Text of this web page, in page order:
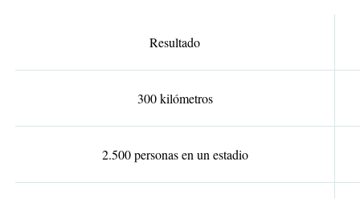
Resultado
300 kilómetros
2.500 personas en un estadio